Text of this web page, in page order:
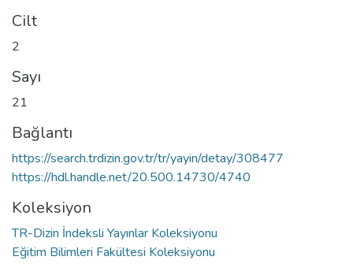
Cilt
2
Sayı
21
Bağlantı
https://search.trdizin.gov.tr/tr/yayin/detay/308477
https://hdl.handle.net/20.500.14730/4740
Koleksiyon
TR-Dizin İndeksli Yayınlar Koleksiyonu
Eğitim Bilimleri Fakültesi Koleksiyonu